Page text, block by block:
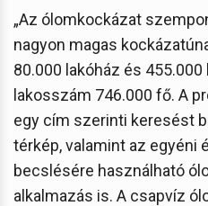
„Az ólomkockázat
nagyon magas
80.000 lakóház és
lakosszám 746.000 fő. A
egy cím szerinti keresést
térkép, valamint az egyéni
becslésére használható
alkalmazás is. A csapvíz